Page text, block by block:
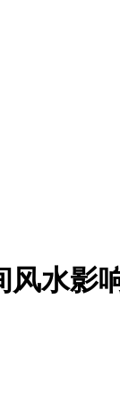
风水影